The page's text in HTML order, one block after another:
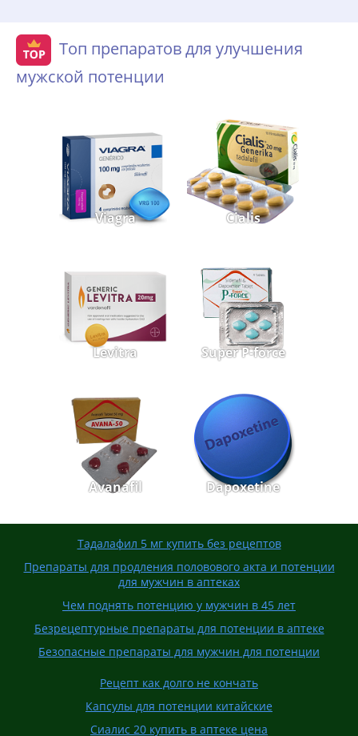
Топ препаратов для улучшения
мужской потенции
Viagra Cialis
Levitra Super P-force
Avanafil Dapoxetine
Тадалафил 5 мг купить без рецептов
Препараты для продления половового акта и потенции
для мужчин в аптеках
Чем поднять потенцию у мужчин в 45 лет
Безрецептурные препараты для потенции в аптеке
Безопасные препараты для мужчин для потенции
Рецепт как долго не кончать
Капсулы для потенции китайские
Сиалис 20 купить в аптеке цена